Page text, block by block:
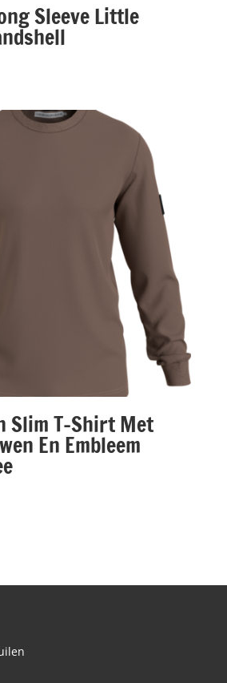
Sleeve Little
Slim T-Shirt Met
En Embleem